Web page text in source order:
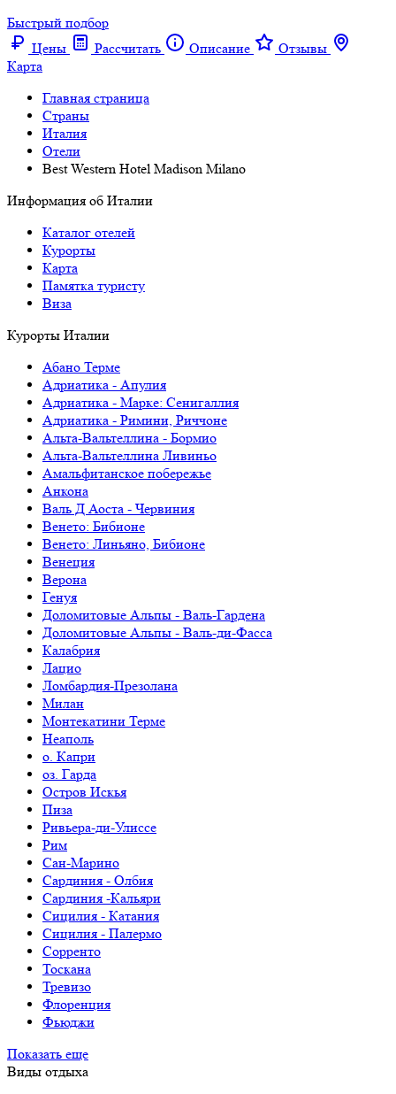
Быстрый подбор
Цены
Рассчитать Описание
Отзывы
Карта
Главная страница
Cтраны
Италия
Отели
Best Western Hotel Madison Milano
Информация об Италии
Каталог отелей
Курорты
Карта
Памятка туристу
Виза
Курорты Италии
Абано Терме
Адриатика - Апулия
Адриатика - Марке: Сенигаллия
Адриатика - Римини, Риччоне
Альта-Вальтеллина - Бормио
Альта-Вальтеллина Ливиньо
Амальфитанское побережье
Анкона
Валь Д Аоста - Червиния
Венето: Бибионе
Венето: Линьяно, Бибионе
Венеция
Верона
Генуя
Доломитовые Альпы - Валь-Гардена
Доломитовые Альпы - Валь-ди-Фасса
Калабрия
Лацио
Ломбардия-Презолана
Милан
Монтекатини Терме
Неаполь
о. Капри
оз. Гарда
Остров Искья
Пиза
Ривьера-ди-Улиссе
Рим
Сан-Марино
Сардиния - Олбия
Сардиния -Кальяри
Сицилия - Катания
Сицилия - Палермо
Сорренто
Тоскана
Тревизо
Флоренция
Фьюджи
Показать еще
Виды отдыха